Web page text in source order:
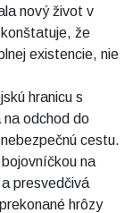
nový život v
že
existencie, nie
hranicu s
odchod do
cestu.
na
presvedčivá
hrôzy